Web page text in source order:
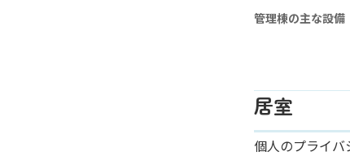
管理棟の主な設備
居室
個人のプライ